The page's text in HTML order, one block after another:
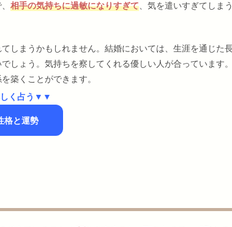
相手の気持ちに過敏になりすぎて、気を遣いすぎてしまう
しまうかもしれません。結婚においては、生涯を通じた
しょう。気持ちを察してくれる優しい人が合っています。
築くことができます。
く占う▼▼
格と運勢